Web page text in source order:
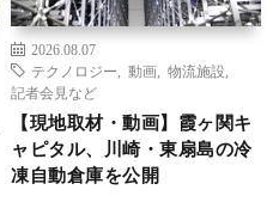
2026.08.07
テクノロジー
動画 物流施設
記者会見など
【現地取材・動画】霞ヶ関キ
ャピタル、川崎・東扇島の冷
凍自動倉庫を公開